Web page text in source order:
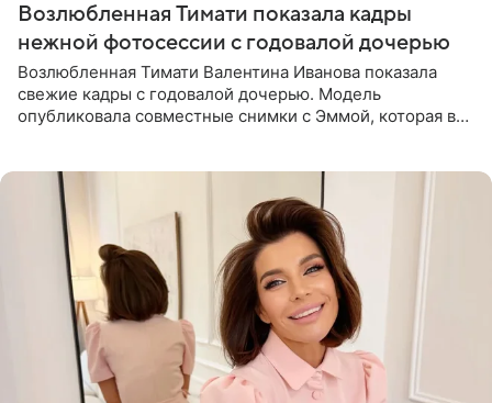
Возлюбленная Тимати показала кадры
нежной фотосессии с годовалой дочерью
Возлюбленная Тимати Валентина Иванова показала
свежие кадры с годовалой дочерью. Модель
опубликовала совместные снимки с Эммой, которая в